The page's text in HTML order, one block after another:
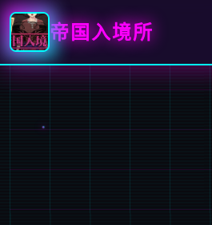
帝国入境所